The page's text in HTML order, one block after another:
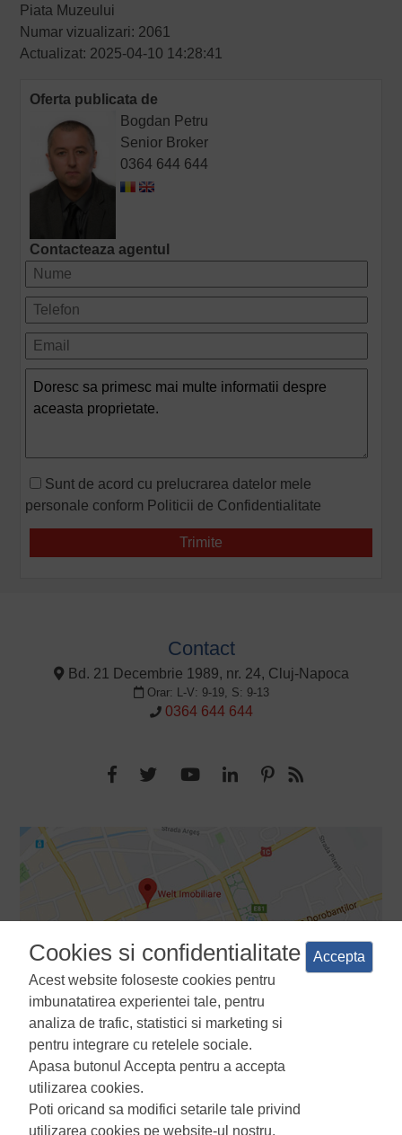
Piata Muzeului
Numar vizualizari: 2061
Actualizat: 2025-04-10 14:28:41
Oferta publicata de
Bogdan Petru
Senior Broker
0364 644 644
Contacteaza agentul
Sunt de acord cu prelucrarea datelor mele
personale conform Politicii de Confidentialitate
Contact
Bd. 21 Decembrie 1989, nr. 24, Cluj-Napoca
Orar: L-V: 9-19, S: 9-13
0364 644 644
Termeni si conditii Politica de confidentialitate
utilizare a cookie-urilor
Cookies si confidentialitate
Acest website foloseste cookies pentru
imbunatatirea experientei tale, pentru
analiza de trafic, statistici si marketing si
pentru integrare cu retelele sociale.
Apasa butonul Accepta pentru a accepta
utilizarea cookies.
Poti oricand sa modifici setarile tale privind
utilizarea cookies pe website-ul nostru.
Accepta